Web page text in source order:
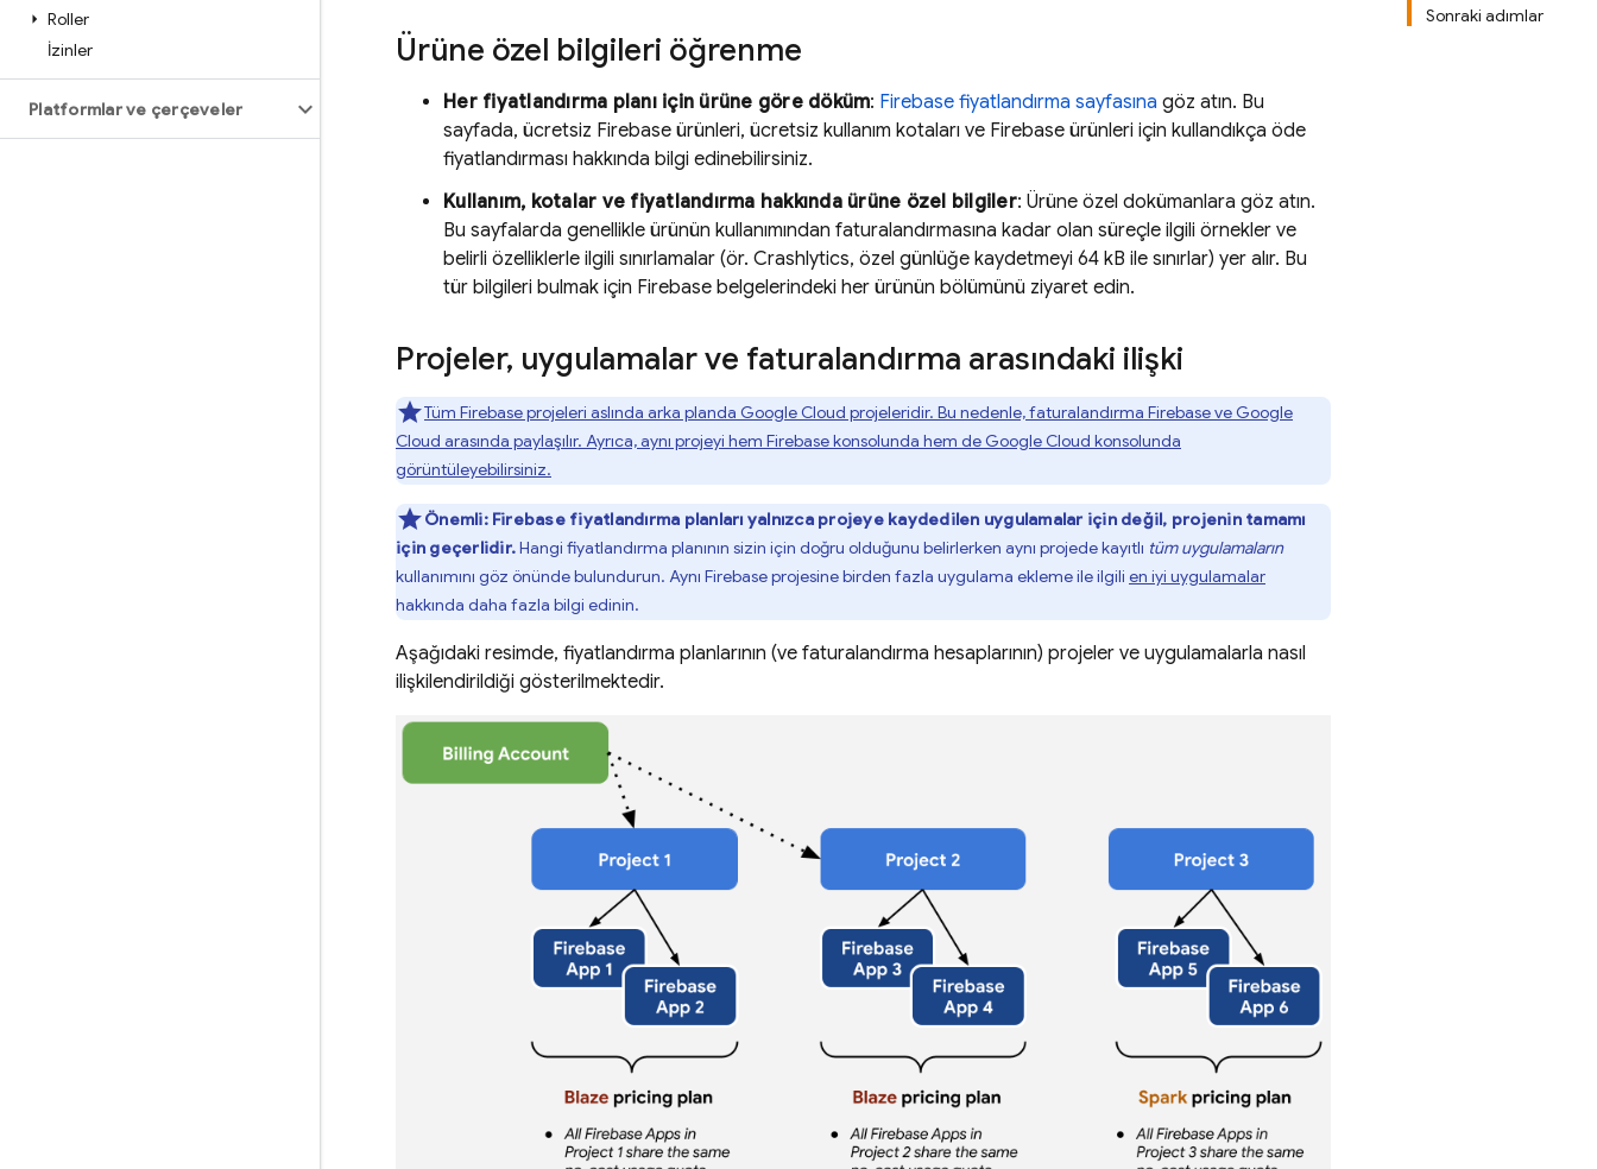
Roller
İzinler
Platformlar ve çerçeveler
Sonraki adımlar
Ürüne özel bilgileri öğrenme
Her fiyatlandırma planı için ürüne göre döküm: Firebase fiyatlandırma sayfasına göz atın. Bu
sayfada, ücretsiz Firebase ürünleri, ücretsiz kullanım kotaları ve Firebase ürünleri için kullandıkça öde
fiyatlandırması hakkında bilgi edinebilirsiniz.
Kullanım, kotalar ve fiyatlandırma hakkında ürüne özel bilgiler: Ürüne özel dokümanlara göz atın.
Bu sayfalarda genellikle ürünün kullanımından faturalandırmasına kadar olan süreçle ilgili örnekler ve
belirli özelliklerle ilgili sınırlamalar (ör. Crashlytics, özel günlüğe kaydetmeyi 64 kB ile sınırlar) yer alır. Bu
tür bilgileri bulmak için Firebase belgelerindeki her ürünün bölümünü ziyaret edin.
Projeler, uygulamalar ve faturalandırma arasındaki ilişki
Tüm Firebase projeleri aslında arka planda Google Cloud projeleridir. Bu nedenle, faturalandırma Firebase ve Google
Cloud arasında paylaşılır. Ayrıca, aynı projeyi hem Firebasekonsolunda hem de Google Cloud konsolunda
görüntüleyebilirsiniz.
Önemli: Firebase fiyatlandırma planları yalnızca projeye kaydedilen uygulamalar için değil, projenin tamamı
için geçerlidir.Hangi fiyatlandırma planının sizin için doğru olduğunu belirlerken aynı projede kayıtlı tüm uygulamaların
kullanımını göz önünde bulundurun. Aynı Firebase projesine birden fazla uygulama ekleme ile ilgili en iyi uygulamalar
hakkında daha fazla bilgi edinin.
Aşağıdaki resimde, fiyatlandırma planlarının (ve faturalandırma hesaplarının) projeler ve uygulamalarla nasıl
ilişkilendirildiği gösterilmektedir.